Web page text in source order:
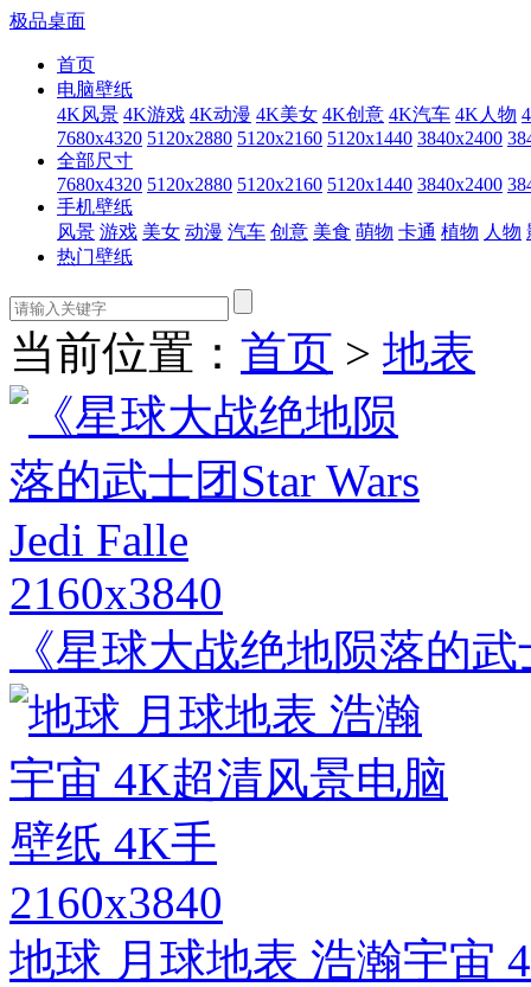
极品桌面
首页
电脑壁纸
4K风景 4K游戏 4K动漫 4K美女 4K创意 4K汽车 4K人物
7680x4320 5120x2880 5120x2160 5120x1440 3840x2400
全部尺寸
7680x4320 5120x2880 5120x2160 5120x1440 3840x2400
手机壁纸
风景 游戏 美女 动漫 汽车 创意 美食 萌物 卡通 植物 人物
热门壁纸
当前位置： 首页 > 地表
2160x3840
《星球大战绝地陨落的武
2160x3840
地球 月球地表 浩瀚宇宙